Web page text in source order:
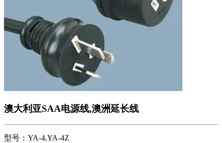
澳大利亚SAA电源线,澳洲延长线
型号：YA-4,YA-4Z